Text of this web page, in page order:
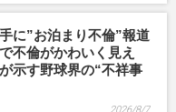
に”お泊まり不倫”報道
不倫がかわいく見え
示す野球界の“不祥事